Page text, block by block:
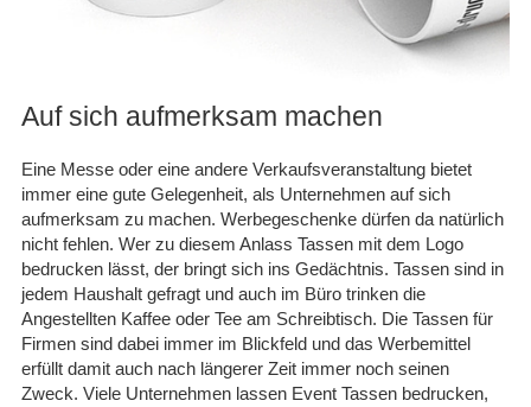
05.09.25▼
Auf sich aufmerksam machen
Eine Messe oder eine andere Verkaufsveranstaltung bietet
immer eine gute Gelegenheit, als Unternehmen auf sich
aufmerksam zu machen. Werbegeschenke dürfen da natürlich
nicht fehlen. Wer zu diesem Anlass Tassen mit dem Logo
bedrucken lässt, der bringt sich ins Gedächtnis. Tassen sind in
jedem Haushalt gefragt und auch im Büro trinken die
Angestellten Kaffee oder Tee am Schreibtisch. Die Tassen für
Firmen sind dabei immer im Blickfeld und das Werbemittel
erfüllt damit auch nach längerer Zeit immer noch seinen
Zweck. Viele Unternehmen lassen Event Tassen bedrucken,